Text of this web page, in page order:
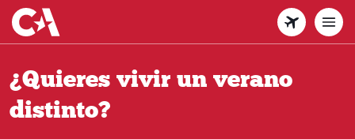
Skip
to
main
content
¿Quieres vivir un verano
distinto?